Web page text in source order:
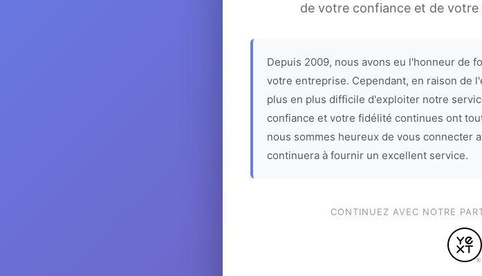
de votre confiance et de votre
Depuis 2009, nous avons eu l'honneur de
votre entreprise. Cependant, en raison de
plus en plus difficile d'exploiter notre
confiance et votre fidélité continues ont
nous sommes heureux de vous connecter
continuera à fournir un excellent service.
CONTINUEZ AVEC NOTRE